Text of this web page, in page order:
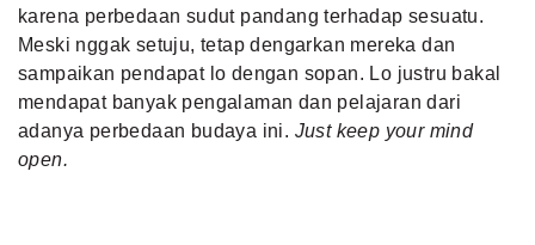
karena perbedaan sudut pandang terhadap sesuatu.
Meski nggak setuju, tetap dengarkan mereka dan
sampaikan pendapat lo dengan sopan. Lo justru bakal
mendapat banyak pengalaman dan pelajaran dari
adanya perbedaan budaya ini. Just keep your mind
open.